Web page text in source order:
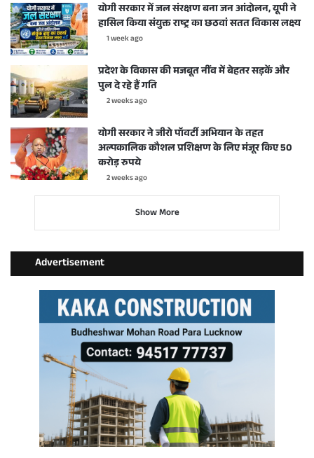
योगी सरकार में जल संरक्षण बना जन आंदोलन, यूपी ने
हासिल किया संयुक्त राष्ट्र का छठवां सतत विकास लक्ष्य
1 week ago
प्रदेश के विकास की मजबूत नींव में बेहतर सड़कें और
पुल दे रहे हैं गति
2 weeks ago
योगी सरकार ने जीरो पॉवर्टी अभियान के तहत
अल्पकालिक कौशल प्रशिक्षण के लिए मंजूर किए 50
करोड़ रुपये
2 weeks ago
Show More
Advertisement